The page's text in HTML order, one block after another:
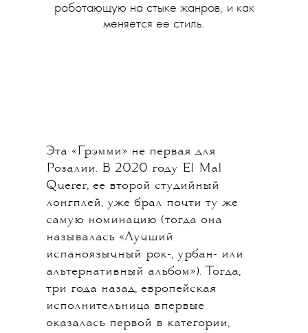
работающую на стыке жанров, и как
меняется ее стиль.
Эта «Грэмми» не первая для
Розалии. В 2020 году El Mal
Querer, ее второй студийный
лонгплей, уже брал почти ту же
самую номинацию (тогда она
называлась «Лучший
испаноязычный рок-, урбан- или
альтернативный альбом»). Тогда,
три года назад, европейская
исполнительница впервые
оказалась первой в категории,